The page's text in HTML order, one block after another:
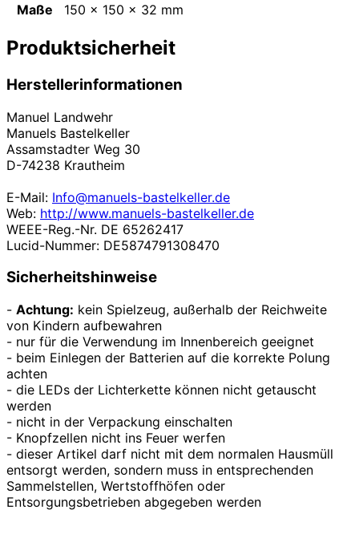
Maße
150 × 150 × 32 mm
Produktsicherheit
Herstellerinformationen
Manuel Landwehr
Manuels Bastelkeller
Assamstadter Weg 30
D-74238 Krautheim
E-Mail: Info@manuels-bastelkeller.de
Web: http://www.manuels-bastelkeller.de
WEEE-Reg.-Nr. DE 65262417
Lucid-Nummer: DE5874791308470
Sicherheitshinweise
- Achtung: kein Spielzeug, außerhalb der Reichweite
von Kindern aufbewahren
- nur für die Verwendung im Innenbereich geeignet
- beim Einlegen der Batterien auf die korrekte Polung
achten
- die LEDs der Lichterkette können nicht getauscht
werden
- nicht in der Verpackung einschalten
- Knopfzellen nicht ins Feuer werfen
- dieser Artikel darf nicht mit dem normalen Hausmüll
entsorgt werden, sondern muss in entsprechenden
Sammelstellen, Wertstoffhöfen oder
Entsorgungsbetrieben abgegeben werden